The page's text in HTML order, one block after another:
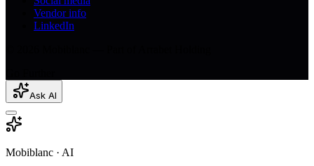
Vendor info
LinkedIn
Ask AI
Mobiblanc · AI